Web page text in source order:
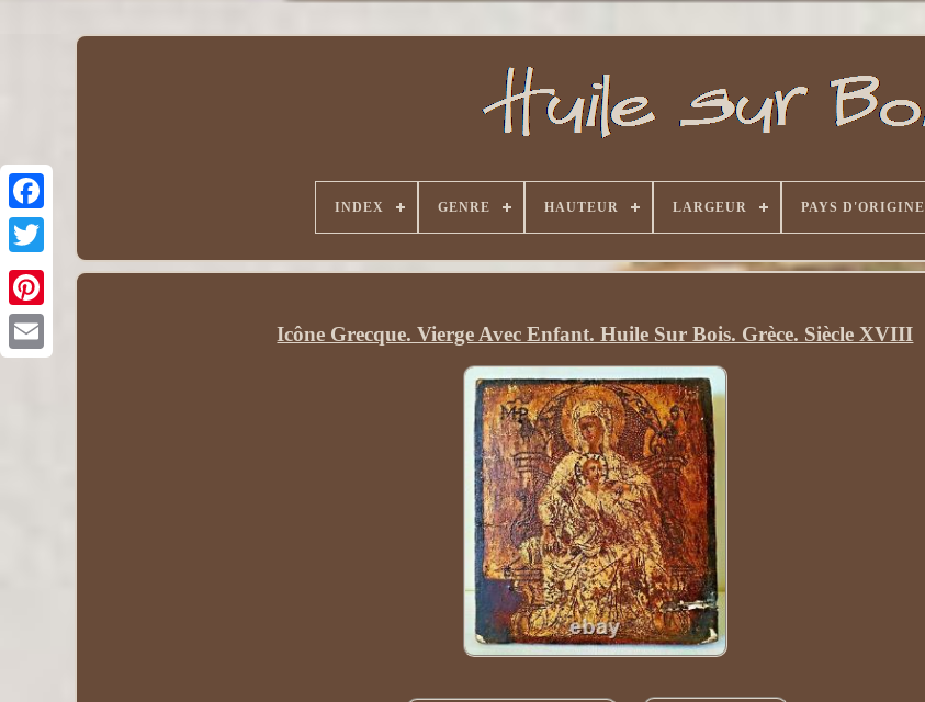
INDEX GENRE HAUTEUR LARGEUR PAYS D'ORIGINE
Icône Grecque. Vierge Avec Enfant. Huile Sur Bois. Grèce. Siècle XVIII